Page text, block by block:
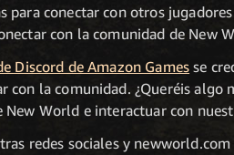
para conectar con otros
con la comunidad de New
Discord de Amazon Games se
con la comunidad. ¿Queréis
New World e interactuar con
redes sociales y